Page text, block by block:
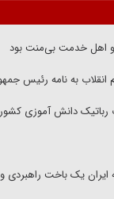
و اهل خدمت بی‌منت بود
انقلاب به نامه رئیس
رباتیک دانش آموزی کشور
ایران یک باخت راهبردی